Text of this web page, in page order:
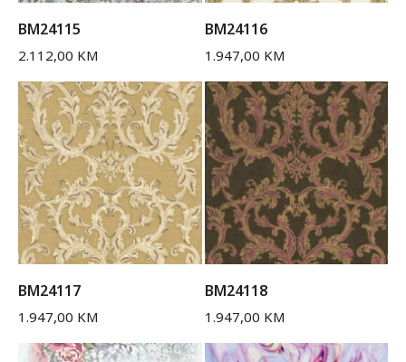
BM24115
2.112,00 KM
BM24116
1.947,00 KM
BM24117
1.947,00 KM
BM24118
1.947,00 KM